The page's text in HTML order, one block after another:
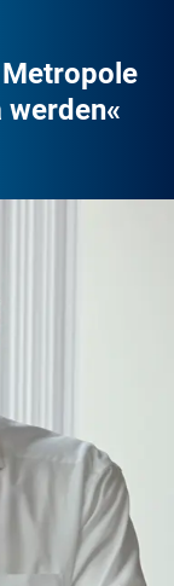
werden«